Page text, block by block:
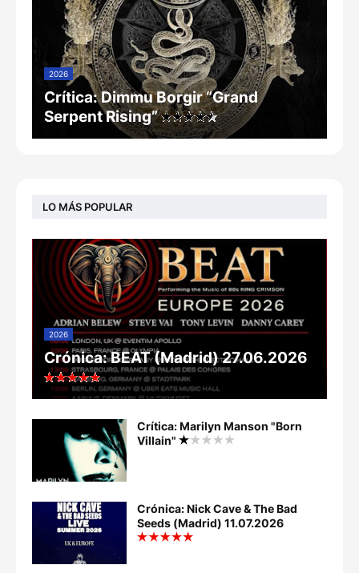
2026
Crítica: Dimmu Borgir “Grand
Serpent Rising”
LO MÁS POPULAR
2026
Crónica: BEAT (Madrid) 27.06.2026
Crítica: Marilyn Manson "Born
Villain"
Crónica: Nick Cave & The Bad
Seeds (Madrid) 11.07.2026